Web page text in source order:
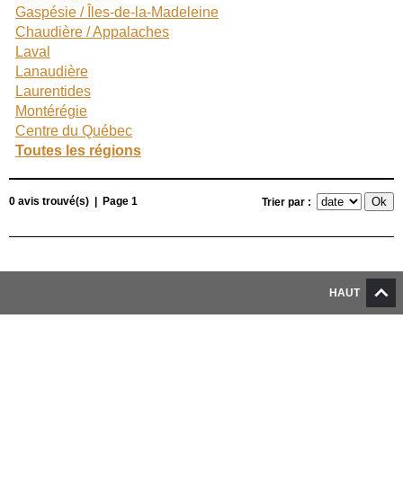
Gaspésie / Îles-de-la-Madeleine
Chaudière / Appalaches
Laval
Lanaudière
Laurentides
Montérégie
Centre du Québec
Toutes les régions
0 avis trouvé(s) | Page 1 Trier par :
HAUT